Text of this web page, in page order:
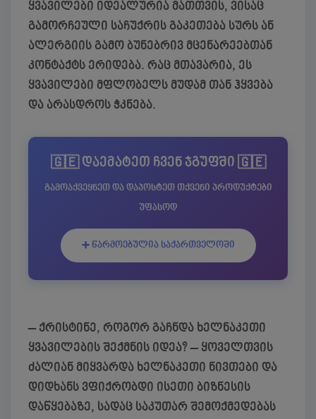
ყვავილები იდეალურია მათთვის, ვისაც
გამორჩეული საჩუქრის გაკეთება სურს ან
ალერგიის გამო ბუნებრივ მცენარეებთან
კონტაქტს ერიდება. რაც მთავარია, ეს
ყვავილები მფლობელს მუდამ თან ჰყვება
და არასდროს ჭკნება.
🇬🇪 დაემატეთ ჩვენ ჯგუფში 🇬🇪
გამოაქვეყნეთ და დაპოსტეთ თქვენი პროდუქტები
უფასოდ
➕ წარმოებულია საქართველოში
– ქრისტინე, როგორ გაჩნდა ხელნაკეთი
ყვავილების შექმნის იდეა? – ყოველთვის
ძალიან მიყვარდა ხელნაკეთი ნივთები და
დიდხანს ვფიქრობდი ისეთი ბიზნესის
დაწყებაზე, სადაც საკუთარ შემოქმედებას